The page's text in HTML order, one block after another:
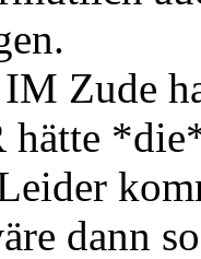
Zude
hätte
dann